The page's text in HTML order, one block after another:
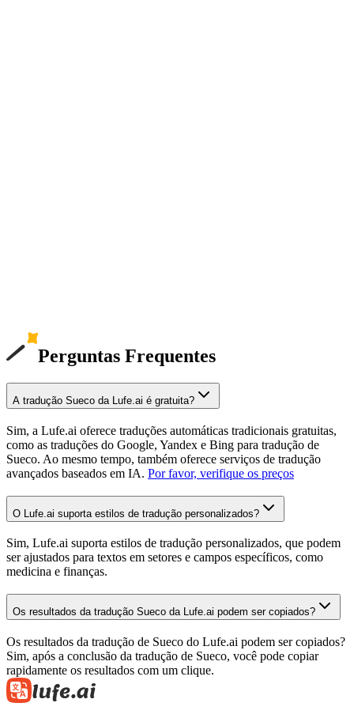
Perguntas Frequentes
A tradução Sueco da Lufe.ai é gratuita?
Sim, a Lufe.ai oferece traduções automáticas tradicionais gratuitas,
como as traduções do Google, Yandex e Bing para tradução de
Sueco. Ao mesmo tempo, também oferece serviços de tradução
avançados baseados em IA. Por favor, verifique os preços
O Lufe.ai suporta estilos de tradução personalizados?
Sim, Lufe.ai suporta estilos de tradução personalizados, que podem
ser ajustados para textos em setores e campos específicos, como
medicina e finanças.
Os resultados da tradução Sueco da Lufe.ai podem ser copiados?
Os resultados da tradução de Sueco do Lufe.ai podem ser copiados?
Sim, após a conclusão da tradução de Sueco, você pode copiar
rapidamente os resultados com um clique.